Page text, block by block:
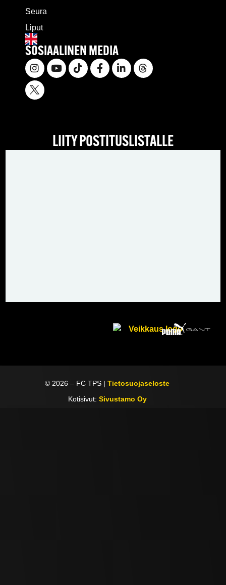
Seura
Liput
SOSIAALINEN MEDIA
LIITY POSTITUSLISTALLE
©2026 – FC TPS |Tietosuojaseloste
Kotisivut: Sivustamo Oy